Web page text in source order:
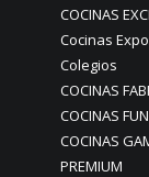
COCINAS
Cocinas
Colegios
COCINAS
COCINAS
COCINAS
PREMIUM